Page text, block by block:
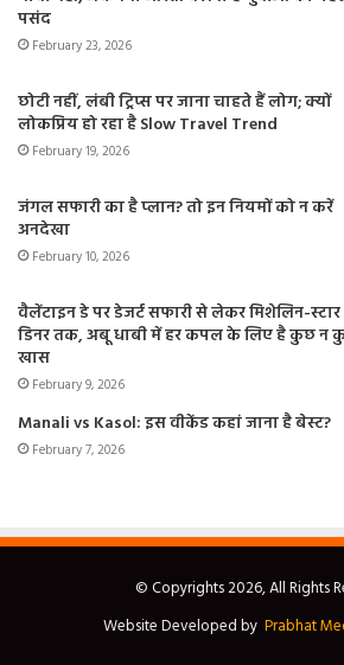
पसंद
February 23, 2026
छोटी नहीं, लंबी ट्रिप्स पर जाना चाहते हैं लोग; क्यों
लोकप्रिय हो रहा है Slow Travel Trend
February 19, 2026
जंगल सफारी का है प्लान? तो इन नियमों को न करें
अनदेखा
February 10, 2026
वैलेंटाइन डे पर डेजर्ट सफारी से लेकर मिशेलिन-स्टार
डिनर तक, अबू धाबी में हर कपल के लिए है कुछ न
खास
February 9, 2026
Manali vs Kasol: इस वीकेंड कहां जाना है बेस्ट?
February 7, 2026
© Copyrights 2026, All Rights
Website Developed by Prabhat